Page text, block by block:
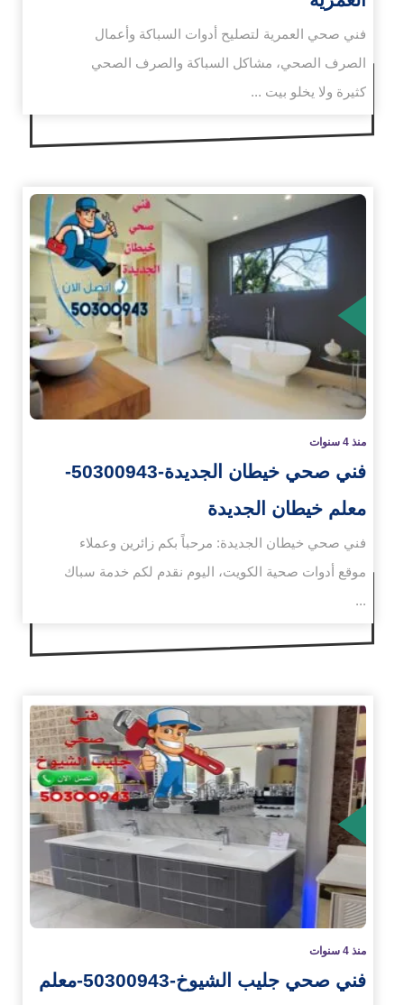
فني صحي العمرية لتصليح أدوات السباكة وأعمال
الصرف الصحي، مشاكل السباكة والصرف الصحي
كثيرة ولا يخلو بيت ...
منذ 4 سنوات
فني صحي خيطان الجديدة-50300943-
معلم خيطان الجديدة
فني صحي خيطان الجديدة: مرحباً بكم زائرين وعملاء
موقع أدوات صحية الكويت، اليوم نقدم لكم خدمة سباك
...
منذ 4 سنوات
فني صحي جليب الشيوخ-50300943-معلم